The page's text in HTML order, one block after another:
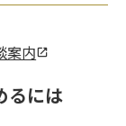
案内
るには